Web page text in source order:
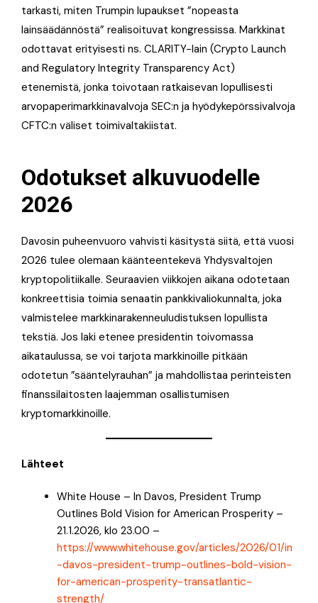
tarkasti, miten Trumpin lupaukset ”nopeasta
lainsäädännöstä” realisoituvat kongressissa. Markkinat
odottavat erityisesti ns. CLARITY-lain (Crypto Launch
and Regulatory Integrity Transparency Act)
etenemistä, jonka toivotaan ratkaisevan lopullisesti
arvopaperimarkkinavalvoja SEC:n ja hyödykepörssivalvoja
CFTC:n väliset toimivaltakiistat.
Odotukset alkuvuodelle
2026
Davosin puheenvuoro vahvisti käsitystä siitä, että vuosi
2026 tulee olemaan käänteentekevä Yhdysvaltojen
kryptopolitiikalle. Seuraavien viikkojen aikana odotetaan
konkreettisia toimia senaatin pankkivaliokunnalta, joka
valmistelee markkinarakenneuludistuksen lopullista
tekstiä. Jos laki etenee presidentin toivomassa
aikataulussa, se voi tarjota markkinoille pitkään
odotetun ”sääntelyrauhan” ja mahdollistaa perinteisten
finanssilaitosten laajemman osallistumisen
kryptomarkkinoille.
Lähteet
White House – In Davos, President Trump
Outlines Bold Vision for American Prosperity –
21.1.2026, klo 23.00 –
https://www.whitehouse.gov/articles/2026/01/in
-davos-president-trump-outlines-bold-vision-
for-american-prosperity-transatlantic-
strength/